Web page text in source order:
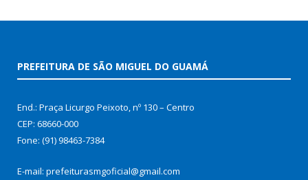
PREFEITURA DE SÃO MIGUEL DO GUAMÁ
End.: Praça Licurgo Peixoto, nº 130 – Centro
CEP: 68660-000
Fone: (91) 98463-7384
E-mail: prefeiturasmgoficial@gmail.com